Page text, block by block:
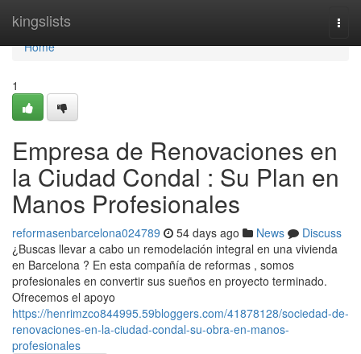
kingslists
Home
Home
1
Empresa de Renovaciones en
la Ciudad Condal : Su Plan en
Manos Profesionales
reformasenbarcelona024789 54 days ago News
Discuss
¿Buscas llevar a cabo un remodelación integral en una vivienda
en Barcelona ? En esta compañía de reformas , somos
profesionales en convertir sus sueños en proyecto terminado.
Ofrecemos el apoyo
https://henrimzco844995.59bloggers.com/41878128/sociedad-de-
renovaciones-en-la-ciudad-condal-su-obra-en-manos-
profesionales